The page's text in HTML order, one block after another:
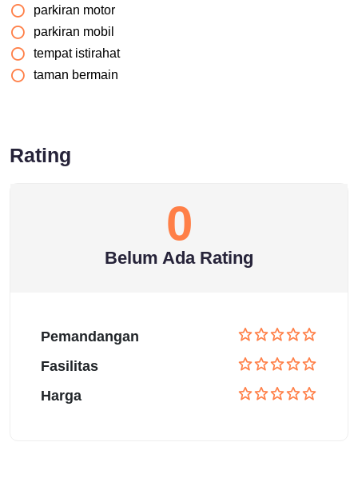
parkiran motor
parkiran mobil
tempat istirahat
taman bermain
Rating
0
Belum Ada Rating
Pemandangan
Fasilitas
Harga